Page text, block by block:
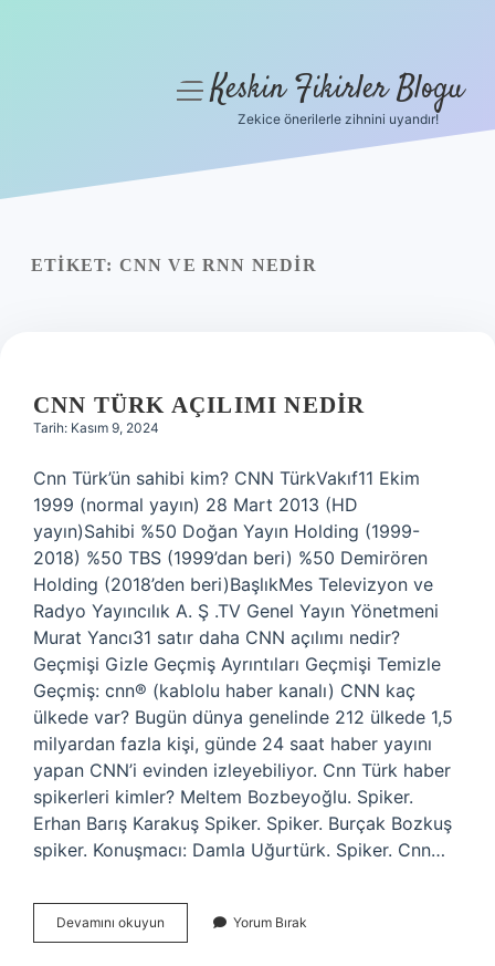
Yasal Uyarı
menüyüKeskin Fikirler Blogu
Zekice önerilerle zihnini uyandır!
ETIKET: CNN VE RNN NEDIR
CNN TÜRK AÇILIMI NEDIR
Tarih: Kasım 9, 2024
Cnn Türk’ün sahibi kim? CNN TürkVakıf11 Ekim
1999 (normal yayın) 28 Mart 2013 (HD
yayın)Sahibi %50 Doğan Yayın Holding (1999-
2018) %50 TBS (1999’dan beri) %50 Demirören
Holding (2018’den beri)BaşlıkMes Televizyon ve
Radyo Yayıncılık A. Ş .TV Genel Yayın Yönetmeni
Murat Yancı31 satır daha CNN açılımı nedir?
Geçmişi Gizle Geçmiş Ayrıntıları Geçmişi Temizle
Geçmiş: cnn® (kablolu haber kanalı) CNN kaç
ülkede var? Bugün dünya genelinde 212 ülkede 1,5
milyardan fazla kişi, günde 24 saat haber yayını
yapan CNN’i evinden izleyebiliyor. Cnn Türk haber
spikerleri kimler? Meltem Bozbeyoğlu. Spiker.
Erhan Barış Karakuş Spiker. Spiker. Burçak Bozkuş
spiker. Konuşmacı: Damla Uğurtürk. Spiker. Cnn…
Devamını okuyun
Türk
Yorum Bırak